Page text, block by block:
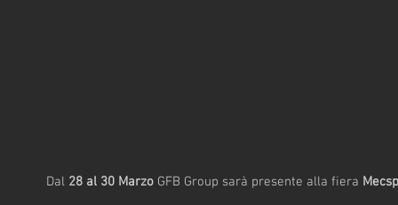
Dal 28 al 30 Marzo GFB Group sarà presente alla fiera